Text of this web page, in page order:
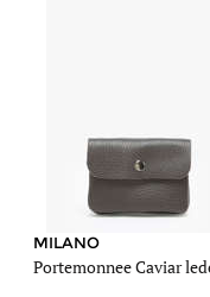
MILANO
Portemonnee Caviar